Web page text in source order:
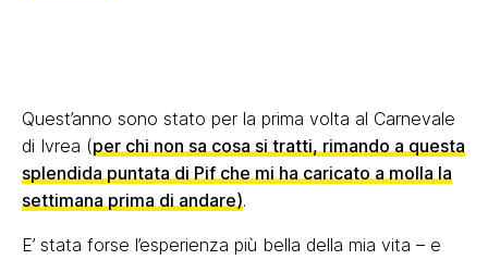
Quest’anno sono stato per la prima volta al Carnevale
di Ivrea (per chi non sa cosa si tratti, rimando a questa
splendida puntata di Pif che mi ha caricato a molla la
settimana prima di andare).
E’ stata forse l’esperienza più bella della mia vita – e